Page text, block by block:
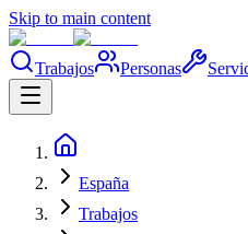
Skip to main content
Trabajos Personas
España
Trabajos